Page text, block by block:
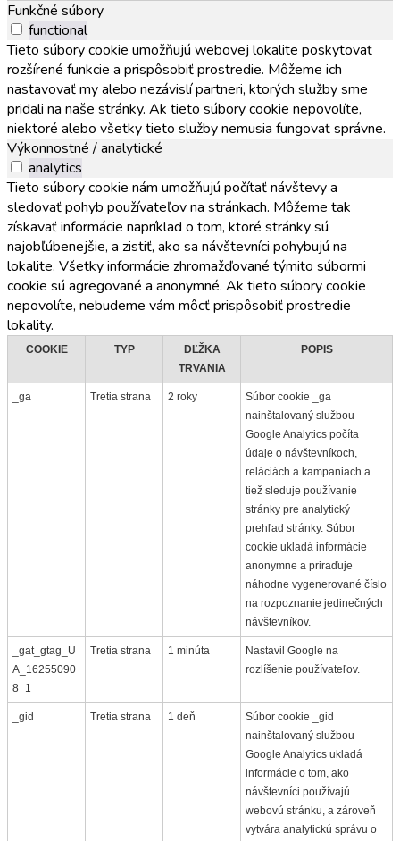
Funkčné súbory
functional
Tieto súbory cookie umožňujú webovej lokalite poskytovať
rozšírené funkcie a prispôsobiť prostredie. Môžeme ich
nastavovať my alebo nezávislí partneri, ktorých služby sme
pridali na naše stránky. Ak tieto súbory cookie nepovolíte,
niektoré alebo všetky tieto služby nemusia fungovať správne.
Výkonnostné / analytické
analytics
Tieto súbory cookie nám umožňujú počítať návštevy a
sledovať pohyb používateľov na stránkach. Môžeme tak
získavať informácie napríklad o tom, ktoré stránky sú
najobľúbenejšie, a zistiť, ako sa návštevníci pohybujú na
lokalite. Všetky informácie zhromažďované týmito súbormi
cookie sú agregované a anonymné. Ak tieto súbory cookie
nepovolíte, nebudeme vám môcť prispôsobiť prostredie
lokality.
COOKIE TYP
DĽŽKA
TRVANIA
POPIS
_ga Tretia strana 2 roky
Súbor cookie _ga
nainštalovaný službou
Google Analytics počíta
údaje o návštevníkoch,
reláciách a kampaniach a
tiež sleduje používanie
stránky pre analytický
prehľad stránky. Súbor
cookie ukladá informácie
anonymne a priraďuje
náhodne vygenerované číslo
na rozpoznanie jedinečných
návštevníkov.
_gat_gtag_U
A_16255090
8_1
Tretia strana 1 minúta
Nastavil Google na
rozlíšenie používateľov.
_gid Tretia strana 1 deň
Súbor cookie _gid
nainštalovaný službou
Google Analytics ukladá
informácie o tom, ako
návštevníci používajú
webovú stránku, a zároveň
vytvára analytickú správu o